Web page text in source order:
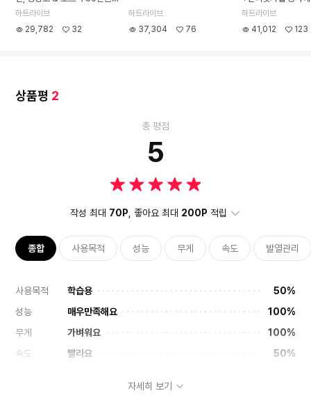
특가!
하트라이브
29,782
32
하트라이브
37,304
76
하트라이브
41,012
123
상품평 2
총 평점
5
작성 최대 70P , 좋아요 최대 200P 적립
종합 사용목적 성능 무게 속도 발열관리
사용목적 학습용
50%
성능
매우만족해요
100%
무게
가벼워요
100%
속도
빨라요
50%
자세히 보기